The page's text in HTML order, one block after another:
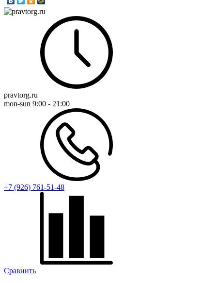
pravtorg.ru
mon-sun 9:00 - 21:00
+7 (926) 761-51-48
Сравнить